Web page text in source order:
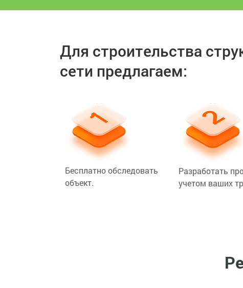
Для строительства
сети предлагаем:
Бесплатно обследовать
объект.
Разработать
учетом ваших